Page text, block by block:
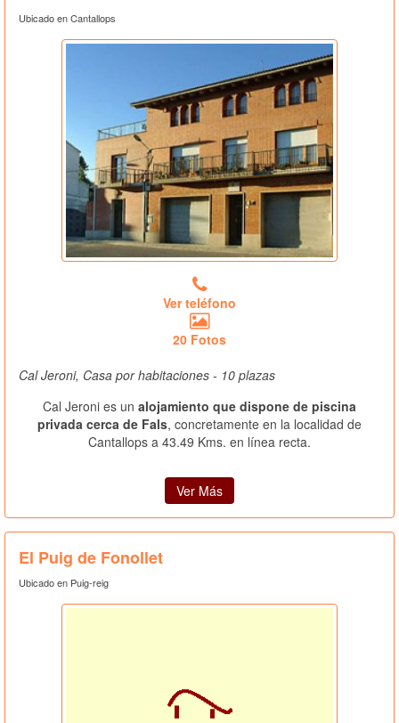
Ubicado en Cantallops
Ver teléfono
20 Fotos
Cal Jeroni, Casa por habitaciones - 10 plazas
Cal Jeroni es un alojamiento que dispone de piscina
privada cerca de Fals, concretamente en la localidad de
Cantallops a 43.49 Kms. en línea recta.
Ver Más
El Puig de Fonollet
Ubicado en Puig-reig